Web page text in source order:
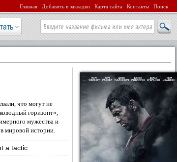
Главная Добавить в закладки Карта сайта Контакты Поиск
что могут не
горизонт»,
мужества и
мировой истории.
a tactic